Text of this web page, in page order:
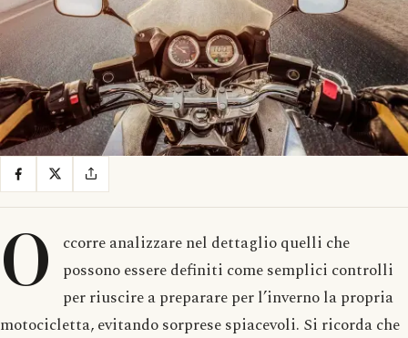
O
ccorre analizzare nel dettaglio quelli che
possono essere definiti come semplici controlli
per riuscire a preparare per l’inverno la propria
motocicletta, evitando sorprese spiacevoli. Si ricorda che